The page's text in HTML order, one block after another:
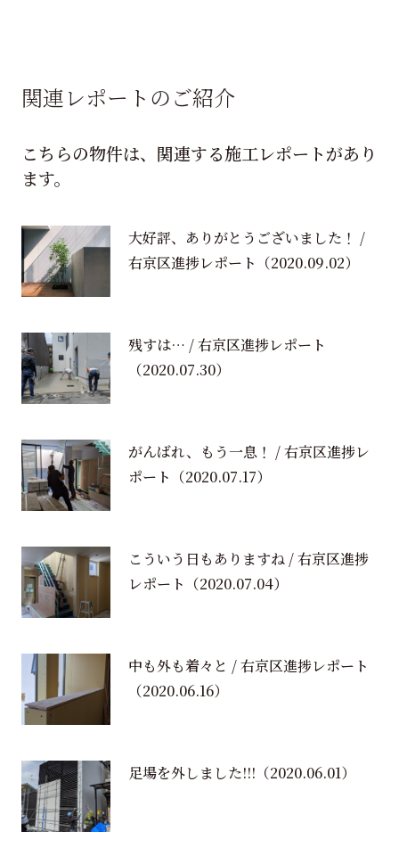
関連レポートのご紹介
こちらの物件は、関連する施工レポートがあり
ます。
大好評、ありがとうございました！ /
右京区進捗レポート （2020.09.02）
残すは… / 右京区進捗レポート
（2020.07.30）
がんばれ、もう一息！ / 右京区進捗レ
ポート （2020.07.17）
こういう日もありますね / 右京区進捗
レポート （2020.07.04）
中も外も着々と / 右京区進捗レポート
（2020.06.16）
足場を外しました!!! （2020.06.01）